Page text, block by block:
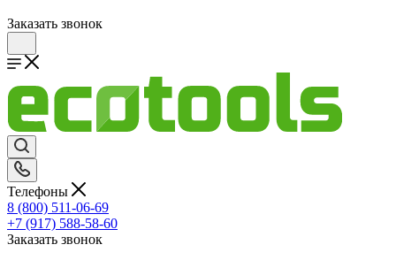
Заказать звонок
Телефоны
8 (800) 511-06-69
+7 (917) 588-58-60
Заказать звонок